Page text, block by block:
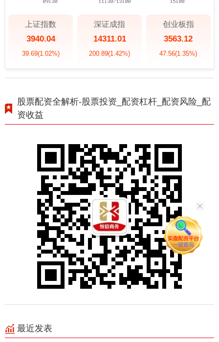
上证指数
3940.04
39.69(1.02%)
深证成指
14311.01
200.89(1.42%)
创业板指
3563.12
47.56(1.35%)
股票配资全解析-股票投资_配资杠杆_配资风险_配
资收益
最近发表